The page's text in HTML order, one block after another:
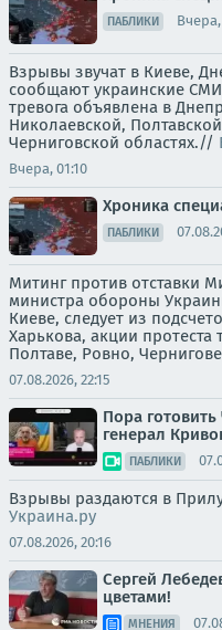
ПАБЛИКИ
Взрывы звучат в Киеве,
сообщают украинские
тревога объявлена в
Николаевской,
Черниговской областях.//
Вчера, 01:10
Хроника
ПАБЛИКИ
Митинг против отставки
министра обороны
Киеве, следует из
Харькова, акции протеста
Полтаве, Ровно,
07.08.2026, 22:15
Пора
генерал
ПАБЛИКИ
Взрывы раздаются в
Украина.ру
07.08.2026, 20:16
Сергей
цветами!
МНЕНИЯ